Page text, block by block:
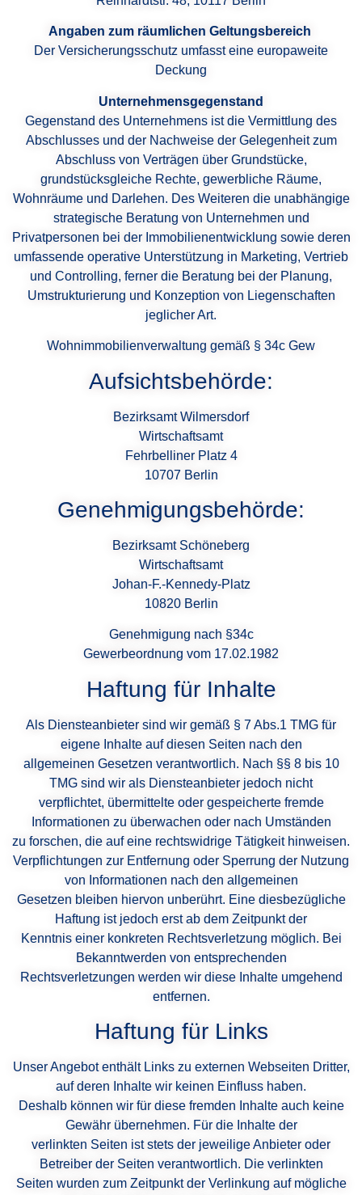
Angaben zum räumlichen Geltungsbereich
Der Versicherungsschutz umfasst eine europaweite
Deckung
Unternehmensgegenstand
Gegenstand des Unternehmens ist die Vermittlung des
Abschlusses und der Nachweise der Gelegenheit zum
Abschluss von Verträgen über Grundstücke,
grundstücksgleiche Rechte, gewerbliche Räume,
Wohnräume und Darlehen. Des Weiteren die unabhängige
strategische Beratung von Unternehmen und
Privatpersonen bei der Immobilienentwicklung sowie deren
umfassende operative Unterstützung in Marketing, Vertrieb
und Controlling, ferner die Beratung bei der Planung,
Umstrukturierung und Konzeption von Liegenschaften
jeglicher Art.
Wohnimmobilienverwaltung gemäß § 34c Gew
Aufsichtsbehörde:
Bezirksamt Wilmersdorf
Wirtschaftsamt
Fehrbelliner Platz 4
10707 Berlin
Genehmigungsbehörde:
Bezirksamt Schöneberg
Wirtschaftsamt
Johan-F.-Kennedy-Platz
10820 Berlin
Genehmigung nach §34c
Gewerbeordnung vom 17.02.1982
Haftung für Inhalte
Als Diensteanbieter sind wir gemäß § 7 Abs.1 TMG für
eigene Inhalte auf diesen Seiten nach den
allgemeinen Gesetzen verantwortlich. Nach §§ 8 bis 10
TMG sind wir als Diensteanbieter jedoch nicht
verpflichtet, übermittelte oder gespeicherte fremde
Informationen zu überwachen oder nach Umständen
zu forschen, die auf eine rechtswidrige Tätigkeit hinweisen.
Verpflichtungen zur Entfernung oder Sperrung der Nutzung
von Informationen nach den allgemeinen
Gesetzen bleiben hiervon unberührt. Eine diesbezügliche
Haftung ist jedoch erst ab dem Zeitpunkt der
Kenntnis einer konkreten Rechtsverletzung möglich. Bei
Bekanntwerden von entsprechenden
Rechtsverletzungen werden wir diese Inhalte umgehend
entfernen.
Haftung für Links
Unser Angebot enthält Links zu externen Webseiten Dritter,
auf deren Inhalte wir keinen Einfluss haben.
Deshalb können wir für diese fremden Inhalte auch keine
Gewähr übernehmen. Für die Inhalte der
verlinkten Seiten ist stets der jeweilige Anbieter oder
Betreiber der Seiten verantwortlich. Die verlinkten
Seiten wurden zum Zeitpunkt der Verlinkung auf mögliche